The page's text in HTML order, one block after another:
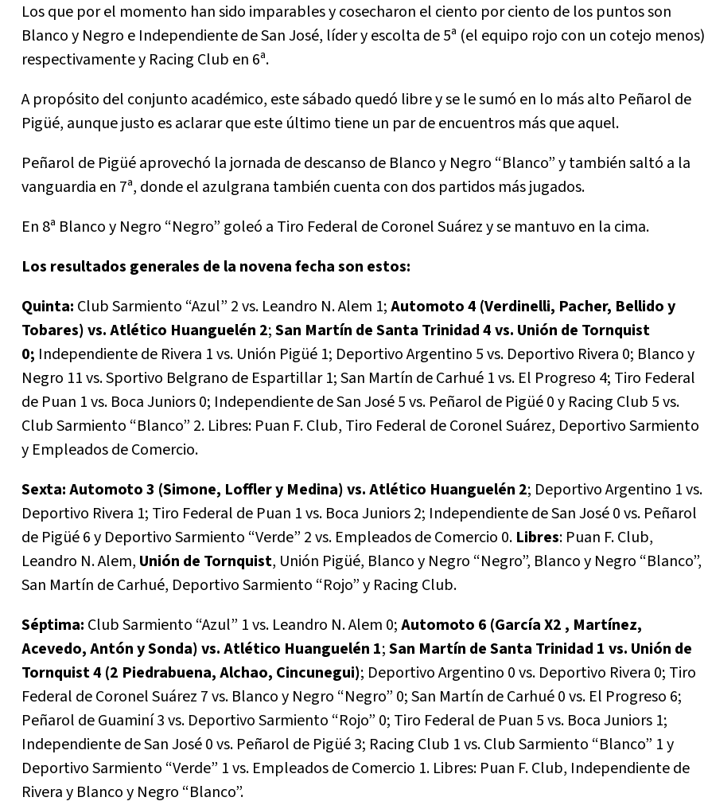
Los que por el momento han sido imparables y cosecharon el ciento por ciento de los puntos son
Blanco y Negro e Independiente de San José, líder y escolta de 5ª (el equipo rojo con un cotejo menos)
respectivamente y Racing Club en 6ª.
A propósito del conjunto académico, este sábado quedó libre y se le sumó en lo más alto Peñarol de
Pigüé, aunque justo es aclarar que este último tiene un par de encuentros más que aquel.
Peñarol de Pigüé aprovechó la jornada de descanso de Blanco y Negro “Blanco” y también saltó a la
vanguardia en 7ª, donde el azulgrana también cuenta con dos partidos más jugados.
En 8ª Blanco y Negro “Negro” goleó a Tiro Federal de Coronel Suárez y se mantuvo en la cima.
Los resultados generales de la novena fecha son estos:
Quinta: Club Sarmiento “Azul” 2 vs. Leandro N. Alem 1;Automoto 4 (Verdinelli, Pacher, Bellido y
Tobares) vs. Atlético Huanguelén 2;San Martín de Santa Trinidad 4 vs. Unión de Tornquist
0; Independiente de Rivera 1 vs. Unión Pigüé 1; Deportivo Argentino 5 vs. Deportivo Rivera 0; Blanco y
Negro 11 vs. Sportivo Belgrano de Espartillar 1; San Martín de Carhué 1 vs. El Progreso 4; Tiro Federal
de Puan 1 vs. Boca Juniors 0; Independiente de San José 5 vs. Peñarol de Pigüé 0 y Racing Club 5 vs.
Club Sarmiento “Blanco” 2. Libres: Puan F. Club, Tiro Federal de Coronel Suárez, Deportivo Sarmiento
y Empleados de Comercio.
Sexta: Automoto 3 (Simone, Loffler y Medina) vs. Atlético Huanguelén 2; Deportivo Argentino 1 vs.
Deportivo Rivera 1; Tiro Federal de Puan 1 vs. Boca Juniors 2; Independiente de San José 0 vs. Peñarol
de Pigüé 6 y Deportivo Sarmiento “Verde” 2 vs. Empleados de Comercio 0. Libres: Puan F. Club,
Leandro N. Alem, Unión de Tornquist, Unión Pigüé, Blanco y Negro “Negro”, Blanco y Negro “Blanco”,
San Martín de Carhué, Deportivo Sarmiento “Rojo” y Racing Club.
Séptima: Club Sarmiento “Azul” 1 vs. Leandro N. Alem 0;Automoto 6 (García X2 , Martínez,
Acevedo, Antón y Sonda) vs. Atlético Huanguelén 1;San Martín de Santa Trinidad 1 vs. Unión de
Tornquist 4 (2 Piedrabuena, Alchao, Cincunegui); Deportivo Argentino 0 vs. Deportivo Rivera 0; Tiro
Federal de Coronel Suárez 7 vs. Blanco y Negro “Negro” 0; San Martín de Carhué 0 vs. El Progreso 6;
Peñarol de Guaminí 3 vs. Deportivo Sarmiento “Rojo” 0; Tiro Federal de Puan 5 vs. Boca Juniors 1;
Independiente de San José 0 vs. Peñarol de Pigüé 3; Racing Club 1 vs. Club Sarmiento “Blanco” 1 y
Deportivo Sarmiento “Verde” 1 vs. Empleados de Comercio 1. Libres: Puan F. Club, Independiente de
Rivera y Blanco y Negro “Blanco”.